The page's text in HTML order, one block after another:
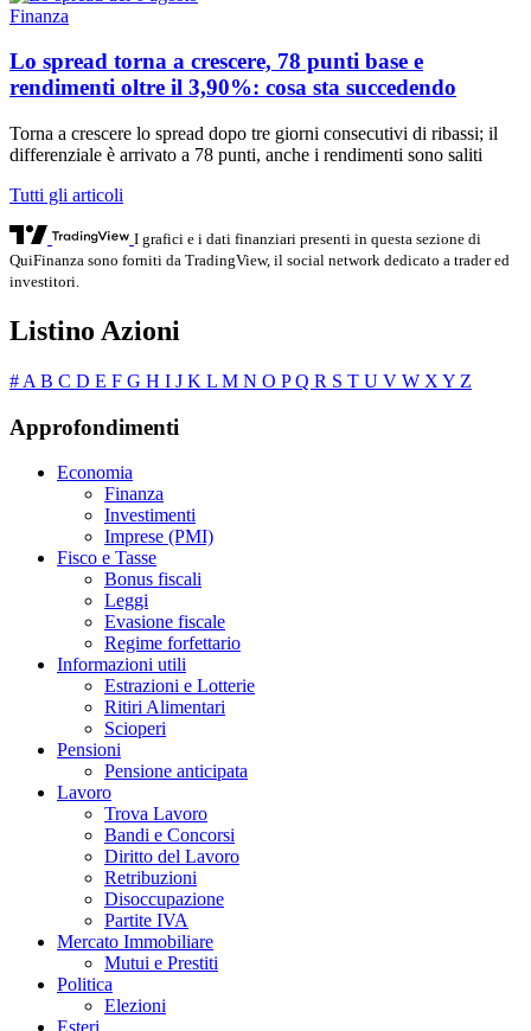
Finanza
Lo spread torna a crescere, 78 punti base e
rendimenti oltre il 3,90%: cosa sta succedendo
Torna a crescere lo spread dopo tre giorni consecutivi di ribassi; il
differenziale è arrivato a 78 punti, anche i rendimenti sono saliti
Tutti gli articoli
I grafici e i dati finanziari presenti in questa sezione di
QuiFinanza sono forniti da TradingView, il social network dedicato a trader ed
investitori.
Listino Azioni
# A B C D E F G H I J K L M N O PQ R S T U V W X Y Z
Approfondimenti
Economia
Finanza
Investimenti
Imprese (PMI)
Fisco e Tasse
Bonus fiscali
Leggi
Evasione fiscale
Regime forfettario
Informazioni utili
Estrazioni e Lotterie
Ritiri Alimentari
Scioperi
Pensioni
Pensione anticipata
Lavoro
Trova Lavoro
Bandi e Concorsi
Diritto del Lavoro
Retribuzioni
Disoccupazione
Partite IVA
Mercato Immobiliare
Mutui e Prestiti
Politica
Elezioni